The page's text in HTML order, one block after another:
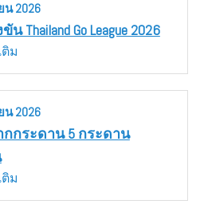
น2026
Thailand Go League 2026
ม
น2026
กระดาน 5 กระดาน
ม